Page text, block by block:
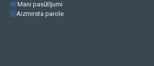
Mani pasūtījumi
Aizmirsta parole